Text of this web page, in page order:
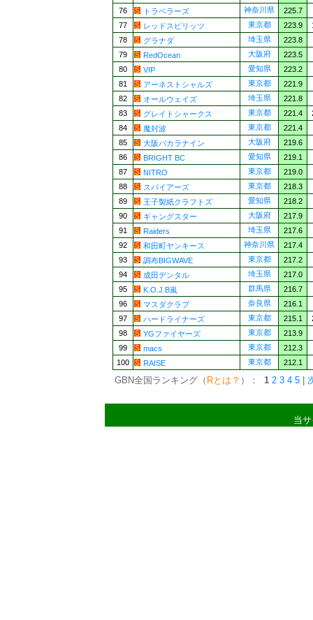
76
トラベラーズ 神奈川県
225.7
77
レッドスピリッツ 東京都 223.9
78
グラナダ 埼玉県
223.8
79
RedOcean 大阪府
223.5
80
VIP 愛知県
223.2
81
アーネストシャルズ 東京都
221.9
82
オールウェイズ 埼玉県
221.8
83
グレイトシャークス 東京都 221.4
84
魔封波 東京都
221.4
85
大阪バカラナイン 大阪府
219.6
86
BRIGHT BC 愛知県
219.1
87
NITRO 東京都
219.0
88
スパイアーズ 東京都
218.3
89
王子製紙クラフトズ 愛知県
218.2
90
ギャングスター 大阪府
217.9
91
Raiders 埼玉県
217.6
92
和田町ヤンキース 神奈川県
217.4
93
調布BIGWAVE 東京都
217.2
94
成田デンタル 埼玉県
217.0
95
K.O.J.B嵐 群馬県
216.7
96
マスダクラブ 奈良県
216.1
97
ハードライナーズ 東京都 215.1
98
YGファイヤーズ 東京都
213.9
99
macs 東京都
212.3
100
RAISE 東京都 212.1
GBN全国ランキング（ Rとは？ ）： 1 2 3 4 5
当